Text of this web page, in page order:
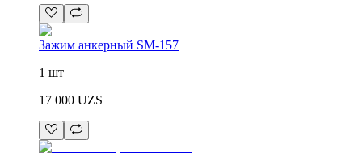
Зажим анкерный SM-157
1 шт
17 000 UZS